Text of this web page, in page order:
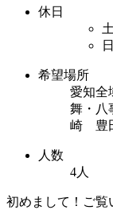
休日
土
日
希望場所
愛知
舞・
崎 豊
人数
4人
初めまして！ご覧